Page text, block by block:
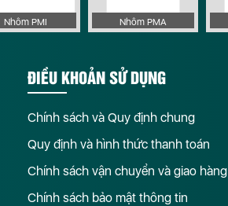
Nhôm PMI Nhôm PMA
ĐIỀU KHOẢN SỬ DỤNG
Chính sách và Quy định chung
Quy định và hình thức thanh toán
Chính sách vận chuyển và giao hàng
Chính sách bảo mật thông tin